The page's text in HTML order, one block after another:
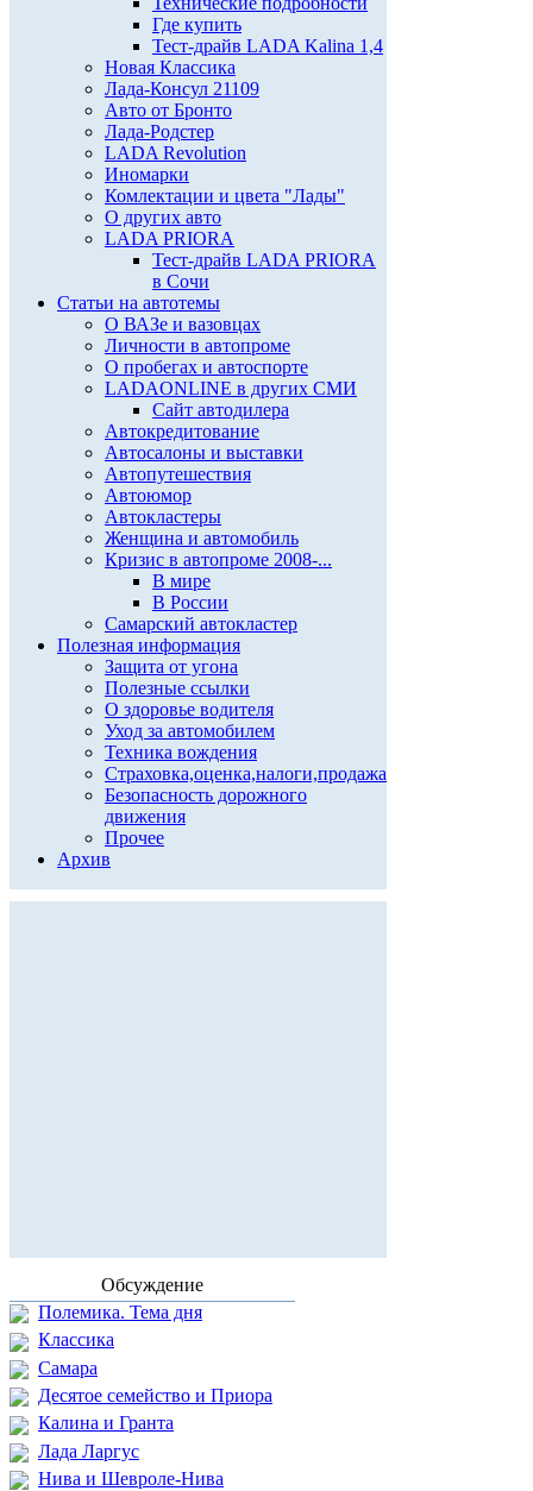
Где купить
Тест-драйв LADA Kalina 1,4
Новая Классика
Лада-Консул 21109
Авто от Бронто
Лада-Родстер
LADA Revolution
Иномарки
Комлектации и цвета "Лады"
О других авто
LADA PRIORA
Тест-драйв LADA PRIORA
в Сочи
Статьи на автотемы
О ВАЗе и вазовцах
Личности в автопроме
О пробегах и автоспорте
LADAONLINE в других СМИ
Сайт автодилера
Автокредитование
Автосалоны и выставки
Автопутешествия
Автоюмор
Автокластеры
Женщина и автомобиль
Кризис в автопроме 2008-...
В мире
В России
Самарский автокластер
Полезная информация
Защита от угона
Полезные ссылки
О здоровье водителя
Уход за автомобилем
Техника вождения
Страховка,оценка,налоги,продажа
Безопасность дорожного
движения
Прочее
Архив
Обсуждение
Полемика. Тема дня
Классика
Самара
Десятое семейство и Приора
Калина и Гранта
Лада Ларгус
Нива и Шевроле-Нива